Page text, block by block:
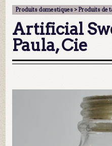
BOUTEILLES ▼
MA COLLECTION
Produits domestiques > Produits de
Artificial
Paula, Cie